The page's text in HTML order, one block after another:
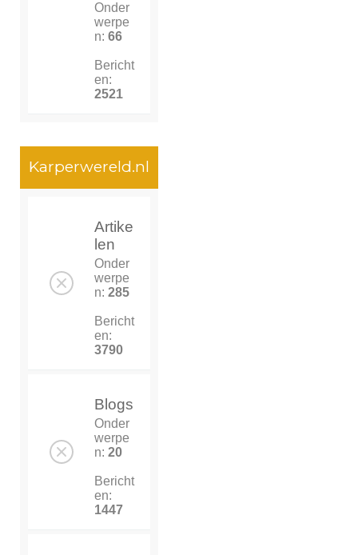
Onder
werpe
n: 66
Bericht
en:
2521
Karperwereld.nl
Artike
len
Onder
werpe
n: 285
Bericht
en:
3790
Blogs
Onder
werpe
n: 20
Bericht
en:
1447